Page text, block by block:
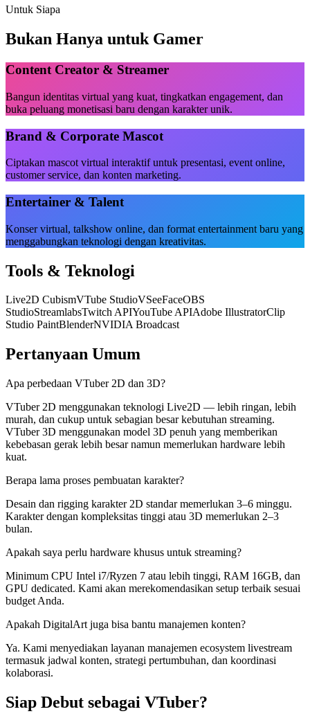
Untuk Siapa
Bukan Hanya untuk Gamer
Content Creator & Streamer
Bangun identitas virtual yang kuat, tingkatkan engagement, dan
buka peluang monetisasi baru dengan karakter unik.
Brand & Corporate Mascot
Ciptakan mascot virtual interaktif untuk presentasi, event online,
customer service, dan konten marketing.
Entertainer & Talent
Konser virtual, talkshow online, dan format entertainment baru yang
menggabungkan teknologi dengan kreativitas.
Tools & Teknologi
Live2D CubismVTube StudioVSeeFaceOBS
StudioStreamlabsTwitch APIYouTube APIAdobe IllustratorClip
Studio PaintBlenderNVIDIA Broadcast
Pertanyaan Umum
Apa perbedaan VTuber 2D dan 3D?
VTuber 2D menggunakan teknologi Live2D — lebih ringan, lebih
murah, dan cukup untuk sebagian besar kebutuhan streaming.
VTuber 3D menggunakan model 3D penuh yang memberikan
kebebasan gerak lebih besar namun memerlukan hardware lebih
kuat.
Berapa lama proses pembuatan karakter?
Desain dan rigging karakter 2D standar memerlukan 3–6 minggu.
Karakter dengan kompleksitas tinggi atau 3D memerlukan 2–3
bulan.
Apakah saya perlu hardware khusus untuk streaming?
Minimum CPU Intel i7/Ryzen 7 atau lebih tinggi, RAM 16GB, dan
GPU dedicated. Kami akan merekomendasikan setup terbaik sesuai
budget Anda.
Apakah DigitalArt juga bisa bantu manajemen konten?
Ya. Kami menyediakan layanan manajemen ecosystem livestream
termasuk jadwal konten, strategi pertumbuhan, dan koordinasi
kolaborasi.
Siap Debut sebagai VTuber?